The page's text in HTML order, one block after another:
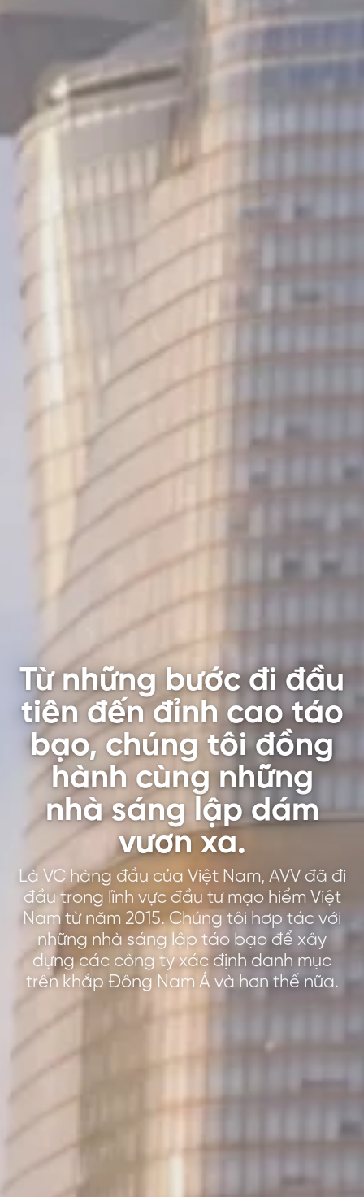
Từ những bước đi đầu
tiên đến đỉnh cao táo
bạo, chúng tôi đồng
hành cùng những
nhà sáng lập dám
vươn xa.
Là VC hàng đầu của Việt Nam, AVV đã đi
đầu trong lĩnh vực đầu tư mạo hiểm Việt
Nam từ năm 2015. Chúng tôi hợp tác với
những nhà sáng lập táo bạo để xây
dựng các công ty xác định danh mục
trên khắp Đông Nam Á và hơn thế nữa.